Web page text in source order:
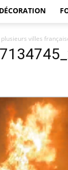
DÉCORATION
villes